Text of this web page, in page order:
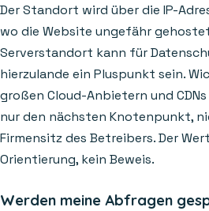
Der Standort wird über die IP-
wo die Website ungefähr
Serverstandort kann für
hierzulande ein Pluspunkt sein.
großen Cloud-Anbietern und
nur den nächsten Knotenpunkt,
Firmensitz des Betreibers. Der
Orientierung, kein Beweis.
Werden meine Abfragen